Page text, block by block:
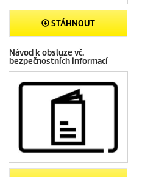
STÁHNOUT
Návod k obsluze vč.
bezpečnostních informací